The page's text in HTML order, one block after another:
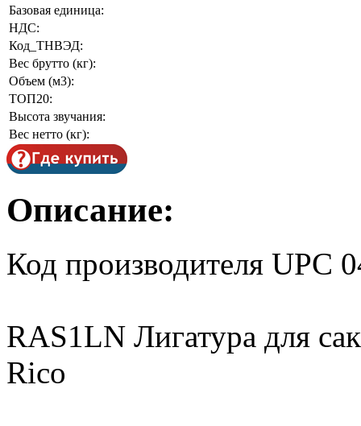
Базовая единица:
НДС:
Код_ТНВЭД:
Вес брутто (кг):
Объем (м3):
ТОП20:
Высота звучания:
Вес нетто (кг):
Описание:
Код производителя UPC
RAS1LN Лигатура для
Rico